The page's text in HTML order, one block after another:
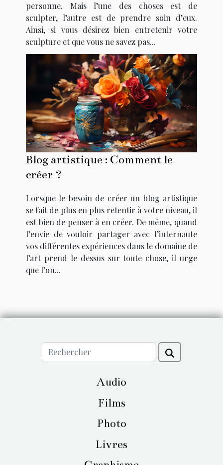
personne. Mais l’une des choses est de
sculpter, l’autre est de prendre soin d’eux.
Ainsi, si vous désirez bien entretenir votre
sculpture et que vous ne savez pas...
Blog artistique : Comment le
créer ?
Lorsque le besoin de créer un blog artistique
se fait de plus en plus retentir à votre niveau, il
est bien de penser à en créer. De même, quand
l’envie de vouloir partager avec l’internaute
vos différentes expériences dans le domaine de
l’art prend le dessus sur toute chose, il urge
que l’on...
Audio
Films
Photo
Livres